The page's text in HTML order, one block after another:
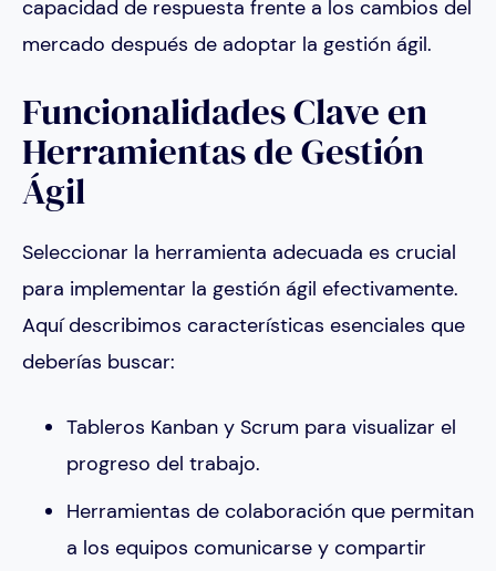
capacidad de respuesta frente a los cambios del
mercado después de adoptar la gestión ágil.
Funcionalidades Clave en
Herramientas de Gestión
Ágil
Seleccionar la herramienta adecuada es crucial
para implementar la gestión ágil efectivamente.
Aquí describimos características esenciales que
deberías buscar:
Tableros Kanban y Scrum para visualizar el
progreso del trabajo.
Herramientas de colaboración que permitan
a los equipos comunicarse y compartir